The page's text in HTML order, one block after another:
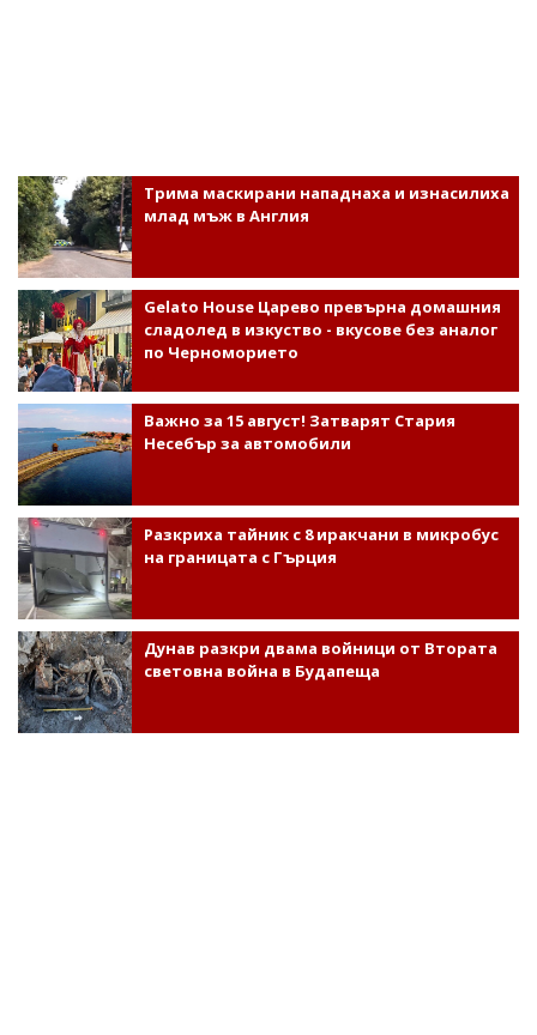
Трима маскирани нападнаха и изнасилиха
млад мъж в Англия
Gelato House Царево превърна домашния
сладолед в изкуство - вкусове без аналог
по Черноморието
Важно за 15 август! Затварят Стария
Несебър за автомобили
Разкриха тайник с 8 иракчани в микробус
на границата с Гърция
Дунав разкри двама войници от Втората
световна война в Будапеща